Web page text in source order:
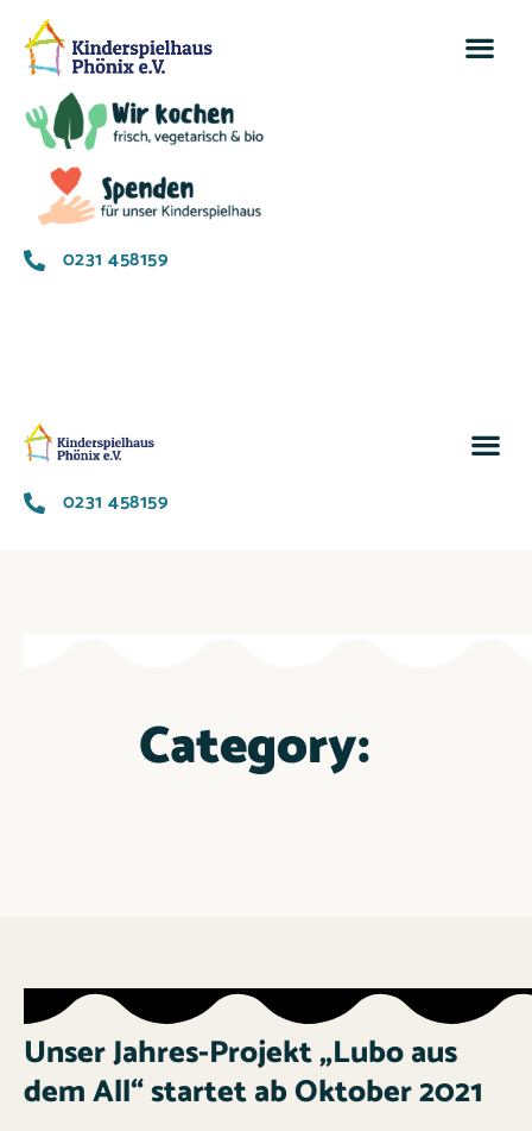
0231 458159
0231 458159
Category:
Unser Jahres-Projekt „Lubo aus
dem All“ startet ab Oktober 2021